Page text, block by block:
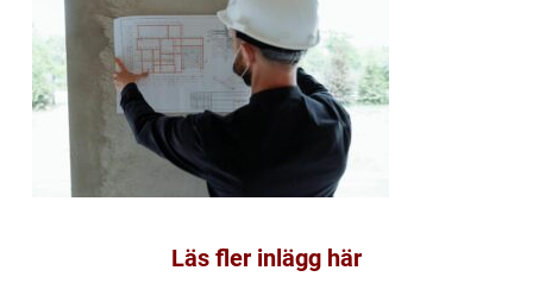
Läs fler inlägg här